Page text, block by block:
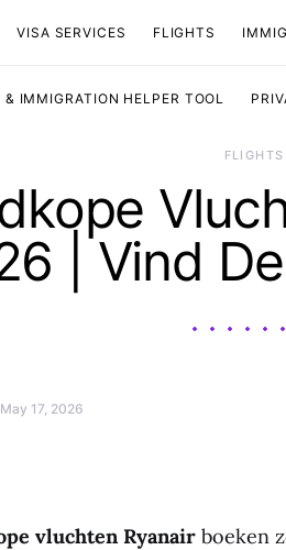
VISA SERVICES ​FLIGHTS
& IMMIGRATION HELPER TOOL
​FLIGHTS
| Vind
May 17, 2026
vluchten Ryanair boeken